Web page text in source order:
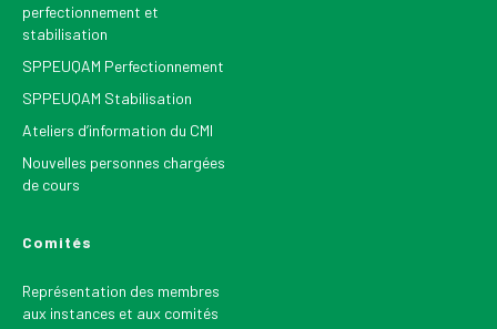
perfectionnement et
stabilisation
SPPEUQAM Perfectionnement
SPPEUQAM Stabilisation
Ateliers d’information du CMI
Nouvelles personnes chargées
de cours
Comités
Représentation des membres
aux instances et aux comités